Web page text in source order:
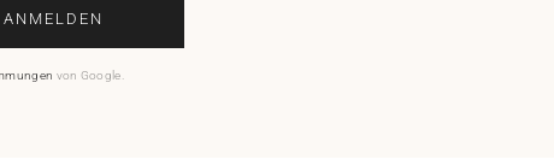
ANMELDEN
von Google.